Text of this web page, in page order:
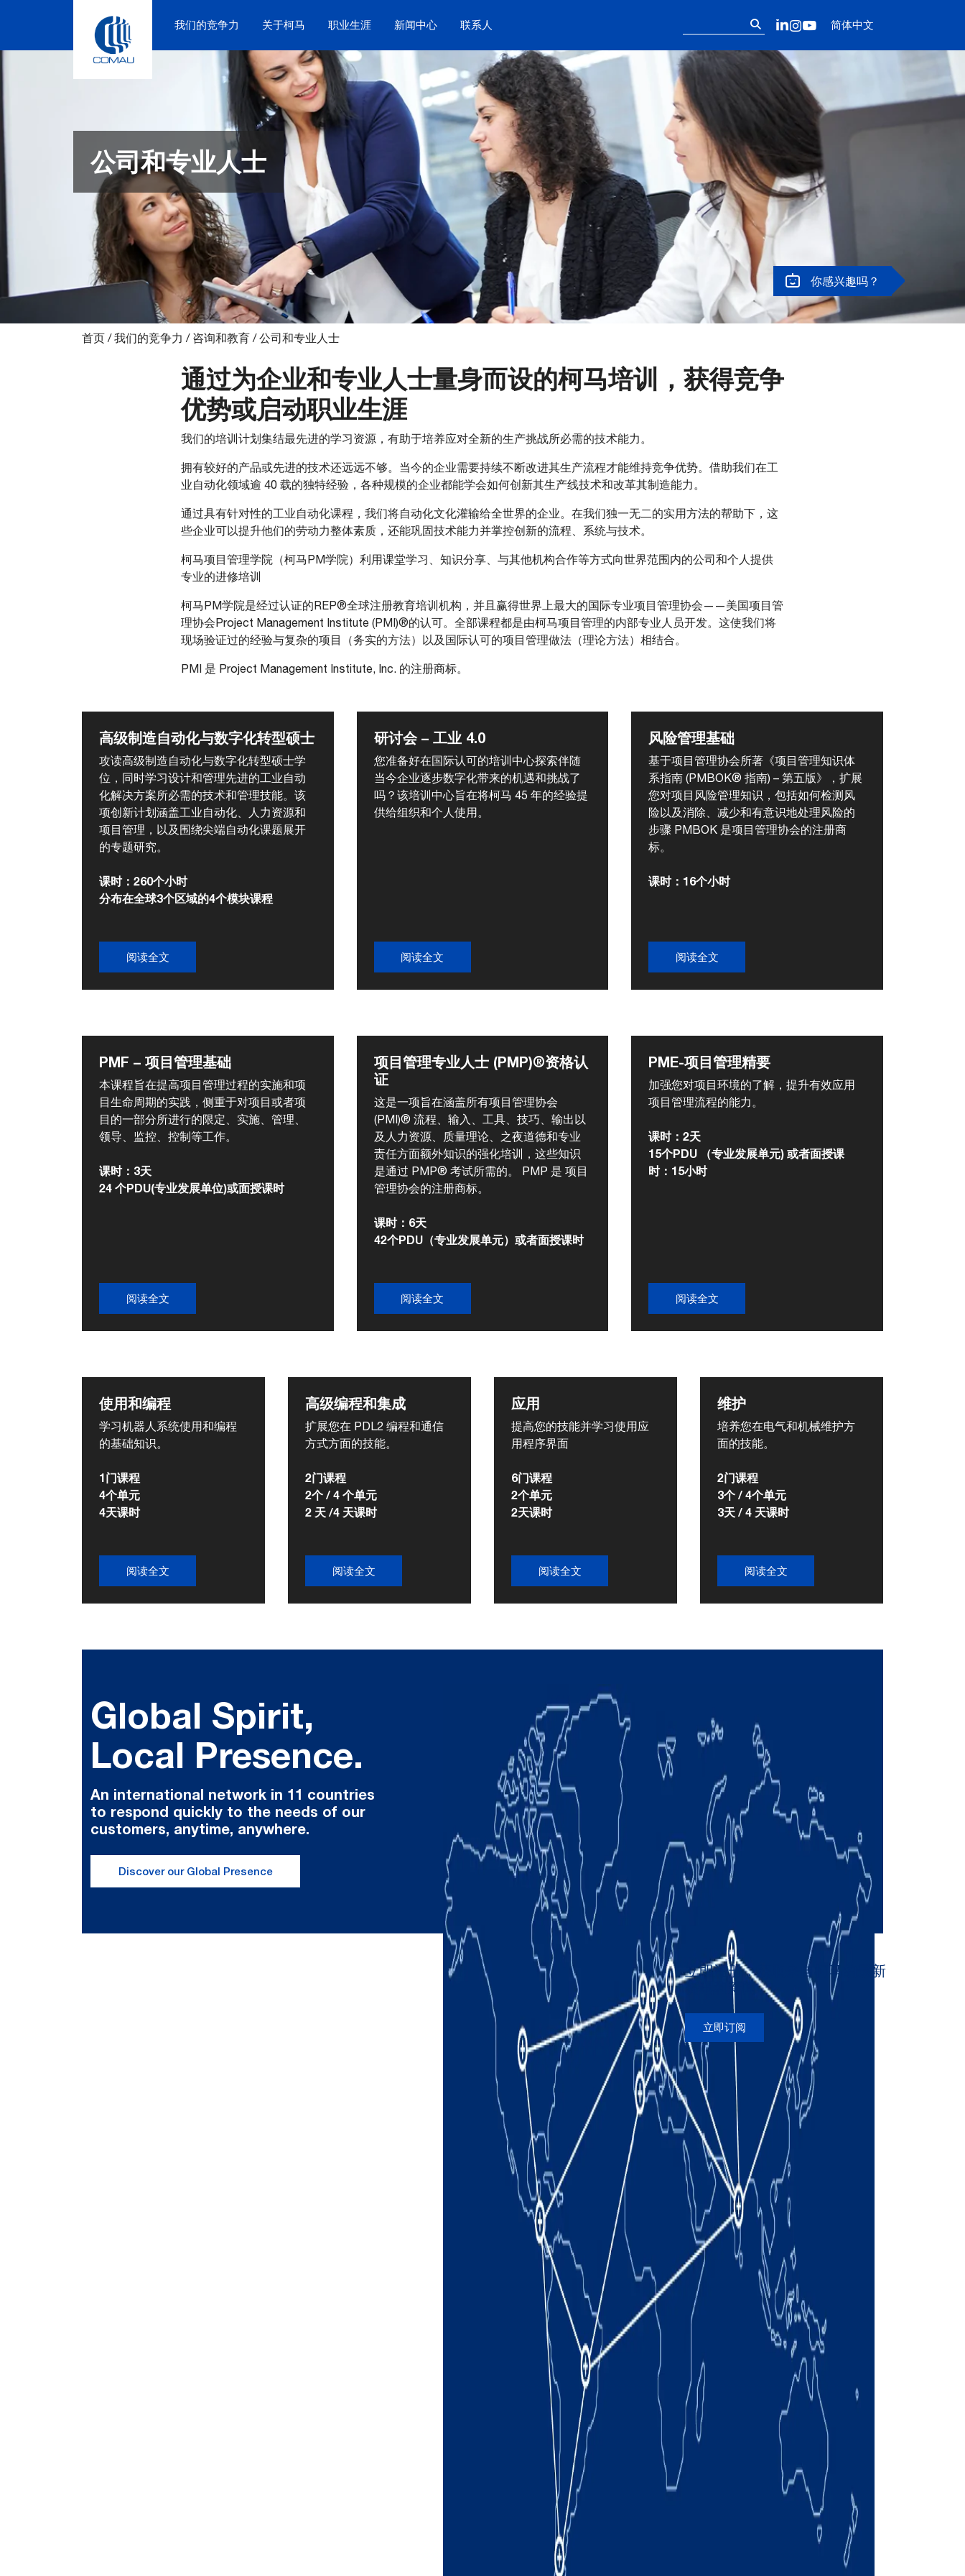
Follow us on
LinkedIn
Instagram
YouTube
简体中文
我们的竞争力 关于柯马 职业生涯 新闻中心 联系人
公司和专业人士
你感兴趣吗？
首页 /我们的竞争力 / 咨询和教育 /公司和专业人士
通过为企业和专业人士量身而设的柯马培训，获得竞争
优势或启动职业生涯
我们的培训计划集结最先进的学习资源，有助于培养应对全新的生产挑战所必需的技术能力。
拥有较好的产品或先进的技术还远远不够。当今的企业需要持续不断改进其生产流程才能维持竞争优势。借助我们在工
业自动化领域逾 40 载的独特经验，各种规模的企业都能学会如何创新其生产线技术和改革其制造能力。
通过具有针对性的工业自动化课程，我们将自动化文化灌输给全世界的企业。在我们独一无二的实用方法的帮助下，这
些企业可以提升他们的劳动力整体素质，还能巩固技术能力并掌控创新的流程、系统与技术。
柯马项目管理学院（柯马PM学院）利用课堂学习、知识分享、与其他机构合作等方式向世界范围内的公司和个人提供
专业的进修培训
柯马PM学院是经过认证的REP®全球注册教育培训机构，并且赢得世界上最大的国际专业项目管理协会——美国项目管
理协会Project Management Institute (PMI)®的认可。全部课程都是由柯马项目管理的内部专业人员开发。这使我们将
现场验证过的经验与复杂的项目（务实的方法）以及国际认可的项目管理做法（理论方法）相结合。
PMI 是 Project Management Institute, Inc. 的注册商标。
高级制造自动化与数字化转型硕士
攻读高级制造自动化与数字化转型硕士学
位，同时学习设计和管理先进的工业自动
化解决方案所必需的技术和管理技能。该
项创新计划涵盖工业自动化、人力资源和
项目管理，以及围绕尖端自动化课题展开
的专题研究。
课时：260个小时
分布在全球3个区域的4个模块课程
阅读全文
研讨会 – 工业 4.0
您准备好在国际认可的培训中心探索伴随
当今企业逐步数字化带来的机遇和挑战了
吗？该培训中心旨在将柯马 45 年的经验提
供给组织和个人使用。
阅读全文
风险管理基础
基于项目管理协会所著《项目管理知识体
系指南 (PMBOK® 指南) – 第五版》，扩展
您对项目风险管理知识，包括如何检测风
险以及消除、减少和有意识地处理风险的
步骤 PMBOK 是项目管理协会的注册商
标。
课时：16个小时
阅读全文
PMF – 项目管理基础
本课程旨在提高项目管理过程的实施和项
目生命周期的实践，侧重于对项目或者项
目的一部分所进行的限定、实施、管理、
领导、监控、控制等工作。
课时：3天
24 个PDU(专业发展单位)或面授课时
阅读全文
项目管理专业人士 (PMP)®资格认
证
这是一项旨在涵盖所有项目管理协会
(PMI)® 流程、输入、工具、技巧、输出以
及人力资源、质量理论、之夜道德和专业
责任方面额外知识的强化培训，这些知识
是通过 PMP® 考试所需的。 PMP 是 项目
管理协会的注册商标。
课时：6天
42个PDU（专业发展单元）或者面授课时
阅读全文
PME-项目管理精要
加强您对项目环境的了解，提升有效应用
项目管理流程的能力。
课时：2天
15个PDU （专业发展单元) 或者面授课
时：15小时
阅读全文
使用和编程
学习机器人系统使用和编程
的基础知识。
1门课程
4个单元
4天课时
阅读全文
高级编程和集成
扩展您在 PDL2 编程和通信
方式方面的技能。
2门课程
2个 / 4 个单元
2 天 /4 天课时
阅读全文
应用
提高您的技能并学习使用应
用程序界面
6门课程
2个单元
2天课时
阅读全文
维护
培养您在电气和机械维护方
面的技能。
2门课程
3个 / 4个单元
3天 / 4 天课时
阅读全文
Global Spirit,
Local Presence.
An international network in 11 countries
to respond quickly to the needs of our
customers, anytime, anywhere.
Discover our Global Presence
立即注册，获取来自柯马的最新
资讯和新闻
立即订阅